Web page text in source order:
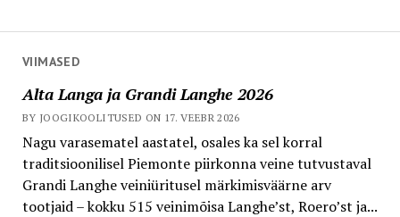
VIIMASED
Alta Langa ja Grandi Langhe 2026
BY JOOGIKOOLITUSED ON 17. VEEBR 2026
Nagu varasematel aastatel, osales ka sel korral
traditsioonilisel Piemonte piirkonna veine tutvustaval
Grandi Langhe veiniüritusel märkimisväärne arv
tootjaid – kokku 515 veinimõisa Langhe’st, Roero’st ja...